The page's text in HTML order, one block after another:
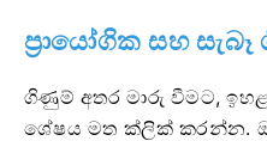
ප්‍රායෝගික සහ
ගිණුම් අතර මාරු වීමට,
ශේෂය මත ක්ලික් කරන්න.